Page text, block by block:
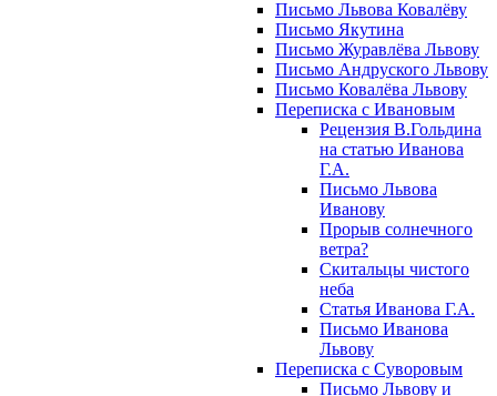
Письмо Львова Ковалёву
Письмо Якутина
Письмо Журавлёва Львову
Письмо Андруского Львову
Письмо Ковалёва Львову
Переписка с Ивановым
Рецензия В.Гольдина
на статью Иванова
Г.А.
Письмо Львова
Иванову
Прорыв солнечного
ветра?
Скитальцы чистого
неба
Статья Иванова Г.А.
Письмо Иванова
Львову
Переписка с Суворовым
Письмо Львову и